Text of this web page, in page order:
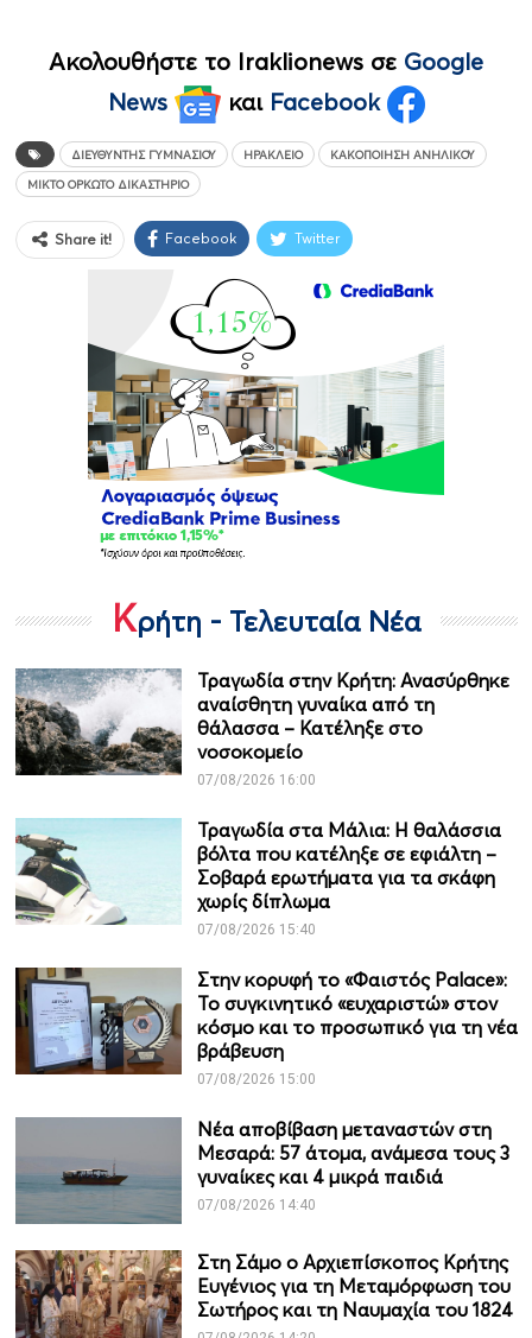
Ακολουθήστε το Iraklionews σε Google
News
και Facebook
ΔΙΕΥΘΥΝΤΉΣ ΓΥΜΝΑΣΊΟΥ ΗΡΆΚΛΕΙΟ ΚΑΚΟΠΟΊΗΣΗ ΑΝΗΛΊΚΟΥ
ΜΙΚΤΌ ΟΡΚΩΤΌ ΔΙΚΑΣΤΉΡΙΟ
Share it! Facebook Twitter
Κρήτη - Τελευταία Νέα
Τραγωδία στην Κρήτη: Ανασύρθηκε
αναίσθητη γυναίκα από τη
θάλασσα – Κατέληξε στο
νοσοκομείο
07/08/2026 16:00
Τραγωδία στα Μάλια: Η θαλάσσια
βόλτα που κατέληξε σε εφιάλτη –
Σοβαρά ερωτήματα για τα σκάφη
χωρίς δίπλωμα
07/08/2026 15:40
Στην κορυφή το «Φαιστός Palace»:
Το συγκινητικό «ευχαριστώ» στον
κόσμο και το προσωπικό για τη νέα
βράβευση
07/08/2026 15:00
Νέα αποβίβαση μεταναστών στη
Μεσαρά: 57 άτομα, ανάμεσα τους 3
γυναίκες και 4 μικρά παιδιά
07/08/2026 14:40
Στη Σάμο ο Αρχιεπίσκοπος Κρήτης
Ευγένιος για τη Μεταμόρφωση του
Σωτήρος και τη Ναυμαχία του 1824